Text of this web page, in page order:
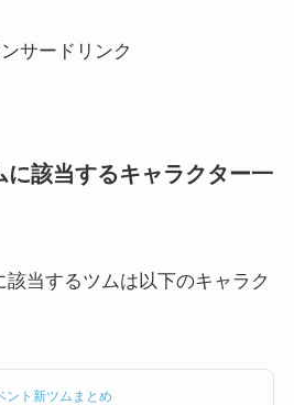
サードリンク
に該当するキャラクター一
当するツムは以下のキャラク
ント新ツムまとめ